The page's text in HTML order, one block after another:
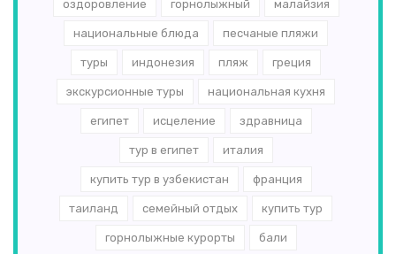
оздоровление горнолыжный малайзия
национальные блюда песчаные пляжи
туры индонезия пляж греция
экскурсионные туры национальная кухня
египет исцеление здравница
тур в египет италия
купить тур в узбекистан франция
таиланд семейный отдых купить тур
горнолыжные курорты бали